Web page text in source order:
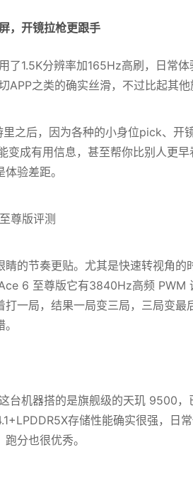
，开镜拉枪更跟手
1.5K分辨率加165Hz高刷，日常体
APP之类的确实丝滑，不过比起其他
之后，因为各种的小身位pick、开
变成有用信息，甚至帮你比别人更
验差距。
的节奏更贴。尤其是快速转视角的
6 至尊版它有3840Hz高频 PWM
一局，结果一局变三局，三局变最
台机器搭的是旗舰级的天玑 9500，
存储性能确实很强，日
分也很优秀。